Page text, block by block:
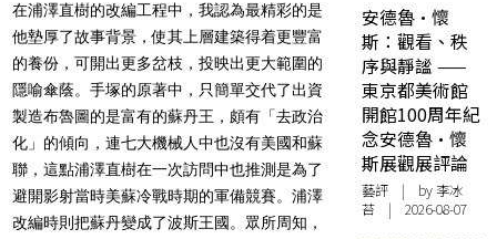
在浦澤直樹的改編工程中，我認為最精彩的是
他墊厚了故事背景，使其上層建築得着更豐富
的養份，可開出更多岔枝，投映出更大範圍的
隱喻傘蔭。手塚的原著中，只簡單交代了出資
製造布魯圖的是富有的蘇丹王，頗有「去政治
化」的傾向，連七大機械人中也沒有美國和蘇
聯，這點浦澤直樹在一次訪問中也推測是為了
避開影射當時美蘇冷戰時期的軍備競賽。浦澤
改編時則把蘇丹變成了波斯王國。眾所周知，
安德魯·懷
斯：觀看、秩
序與靜謐 ——
東京都美術館
開館100周年紀
念安德魯·懷
斯展觀展評論
藝評 | by 李冰
苔 | 2026-08-07